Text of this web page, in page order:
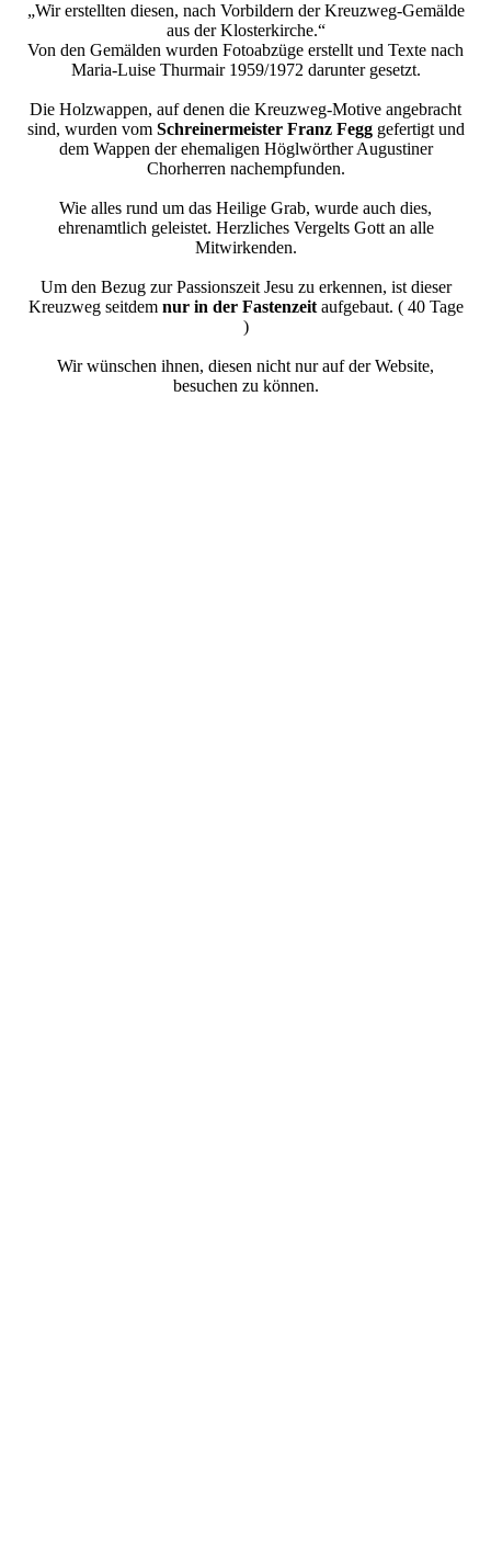
„Wir erstellten diesen, nach Vorbildern der Kreuzweg-Gemälde
aus der Klosterkirche.“
Von den Gemälden wurden Fotoabzüge erstellt und Texte nach
Maria-Luise Thurmair 1959/1972 darunter gesetzt.
Die Holzwappen, auf denen die Kreuzweg-Motive angebracht
sind, wurden vom Schreinermeister Franz Fegggefertigt und
dem Wappen der ehemaligen Höglwörther Augustiner
Chorherren nachempfunden.
Wie alles rund um das Heilige Grab, wurde auch dies,
ehrenamtlich geleistet. Herzliches Vergelts Gott an alle
Mitwirkenden.
Um den Bezug zur Passionszeit Jesu zu erkennen, ist dieser
Kreuzweg seitdem nur in der Fastenzeitaufgebaut. ( 40 Tage
)
Wir wünschen ihnen, diesen nicht nur auf der Website,
besuchen zu können.